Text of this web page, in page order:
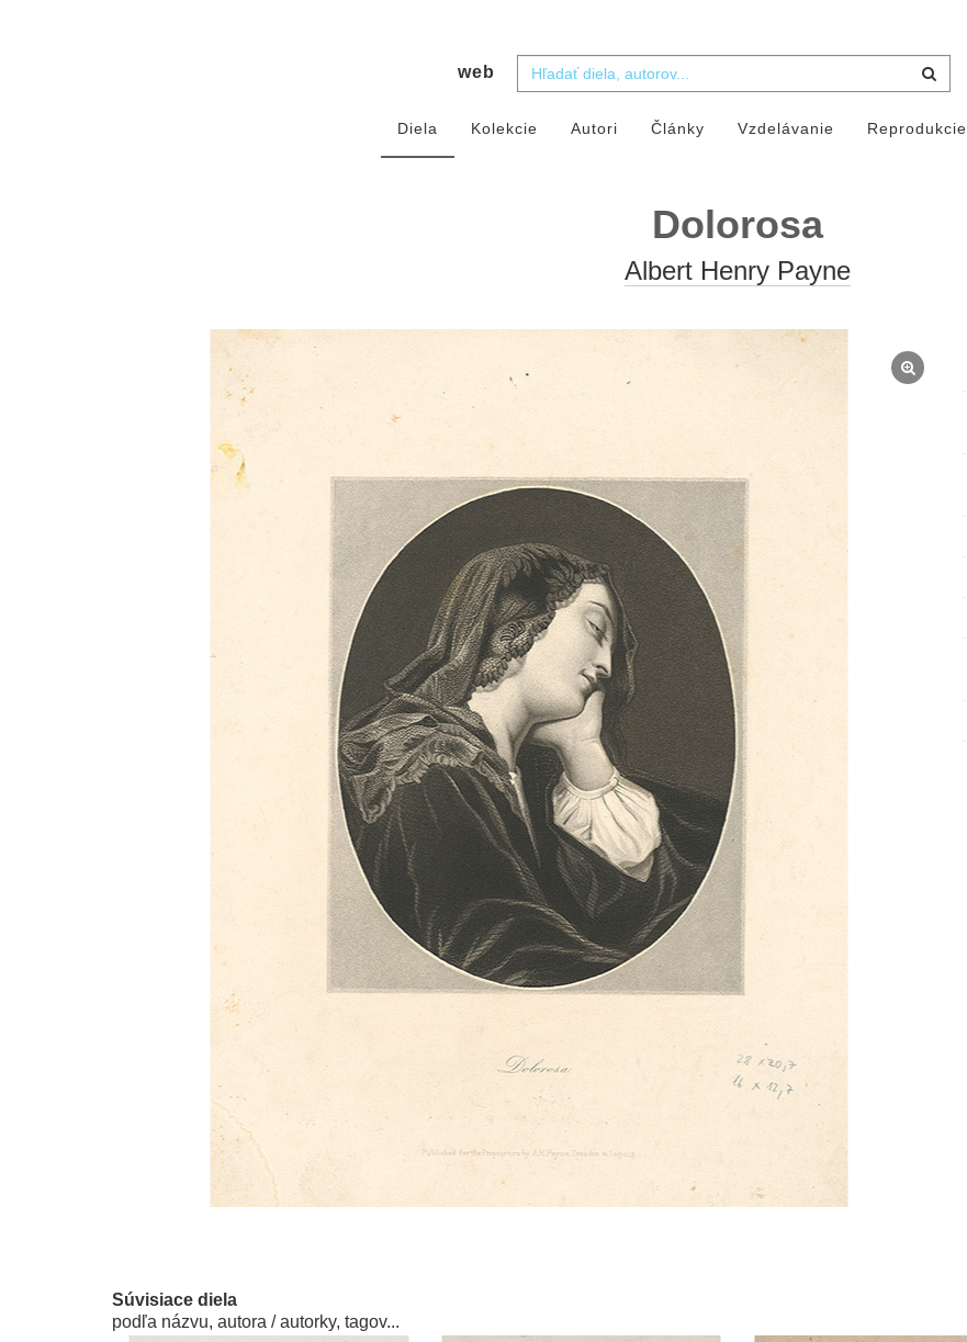
web
Diela Kolekcie Autori Články Vzdelávanie Reprodukcie
Dolorosa
Albert Henry Payne
Súvisiace diela
podľa názvu, autora / autorky, tagov...